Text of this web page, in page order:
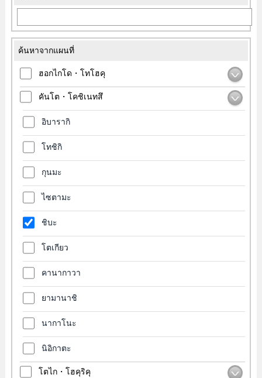
ค้นหาจากแผนที่
ฮอกไกโด・โทโฮคุ
คันโต・โคชิเนทสึ
อิบารากิ
โทชิกิ
กุนมะ
ไซตามะ
ชิบะ
โตเกียว
คานากาวา
ยามานาชิ
นากาโนะ
นิอิกาตะ
โตไก・โฮคุริคุ